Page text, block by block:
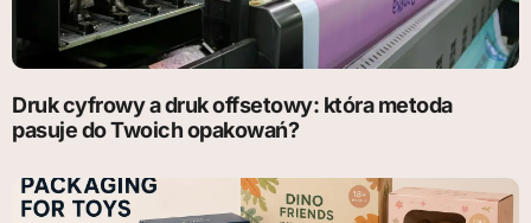
Druk cyfrowy a druk offsetowy: która metoda
pasuje do Twoich opakowań?